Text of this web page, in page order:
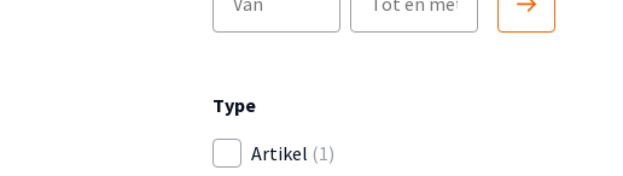
Type
Artikel (1)